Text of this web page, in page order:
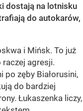
dostają na lotnisku
do autokarów,
i Mińsk. To już
raczej agresji.
zęby Białorusini,
do bardziej
Łukaszenka liczy,